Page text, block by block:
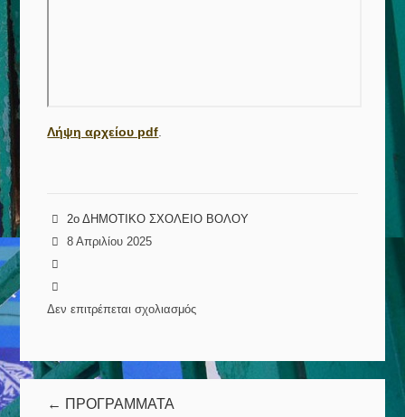
Λήψη αρχείου pdf
2ο ΔΗΜΟΤΙΚΟ ΣΧΟΛΕΙΟ ΒΟΛΟΥ
8 Απριλίου 2025
Δεν επιτρέπεται σχολιασμός
Αγωγής
Υγείας
← ΠΡΟΓΡΑΜΜΑΤΑ